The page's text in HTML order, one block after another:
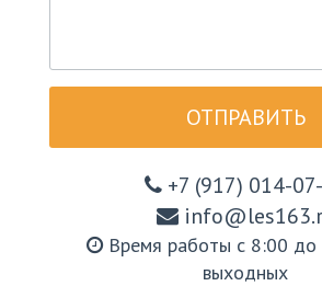
ОТПРАВИТЬ
+7 (917) 014-
Время работы с 8:00 до
выходных